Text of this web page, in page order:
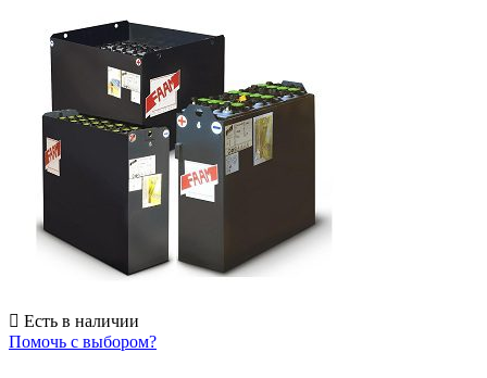
Есть в наличии
Помочь с выбором?